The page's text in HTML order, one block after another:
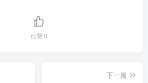
点赞0
下一篇